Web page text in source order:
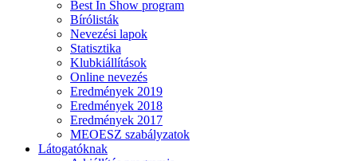
Best In Show program
Bírólisták
Nevezési lapok
Statisztika
Klubkiállítások
Online nevezés
Eredmények 2019
Eredmények 2018
Eredmények 2017
MEOESZ szabályzatok
Látogatóknak